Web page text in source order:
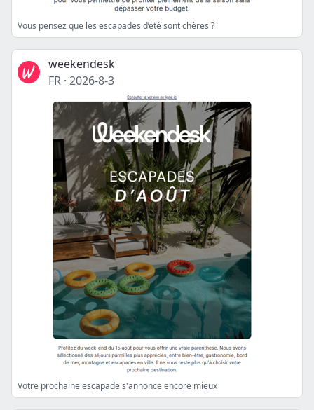
Vous pensez que les escapades d’été sont chères ?
weekendesk
FR · 2026-8-3
Votre prochaine escapade s'annonce encore mieux